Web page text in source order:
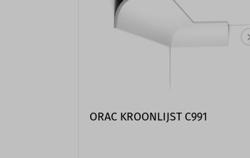
ORAC KROONLIJST C991